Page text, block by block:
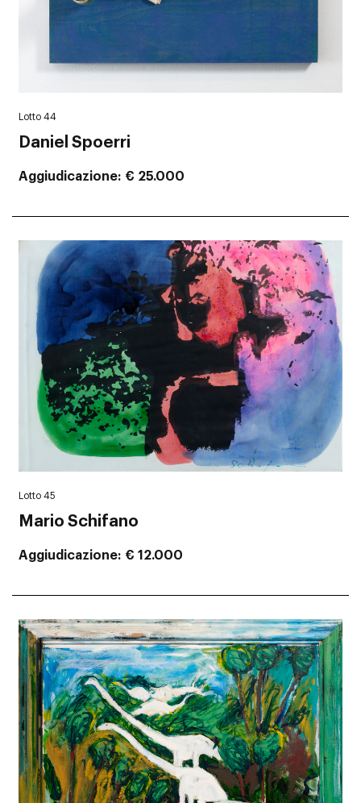
Lotto 44
Daniel Spoerri
Aggiudicazione € 25.000
Lotto 45
Mario Schifano
Aggiudicazione € 12.000